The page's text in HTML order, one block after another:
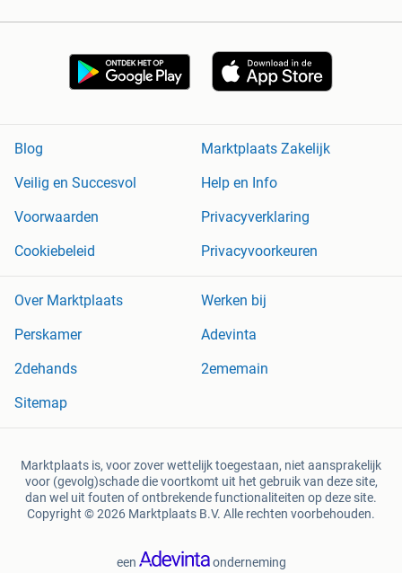
Blog
Marktplaats Zakelijk
Veilig en Succesvol
Help en Info
Voorwaarden
Privacyverklaring
Cookiebeleid
Privacyvoorkeuren
Over Marktplaats
Werken bij
Perskamer
Adevinta
2dehands
2ememain
Sitemap
Marktplaats is, voor zover wettelijk toegestaan, niet aansprakelijk
voor (gevolg)schade die voortkomt uit het gebruik van deze site,
dan wel uit fouten of ontbrekende functionaliteiten op deze site.
Copyright © 2026 Marktplaats B.V. Alle rechten voorbehouden.
een onderneming